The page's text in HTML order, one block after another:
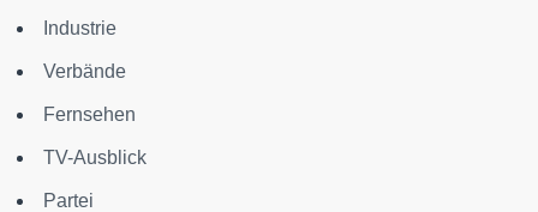
Industrie
Verbände
Fernsehen
TV-Ausblick
Partei